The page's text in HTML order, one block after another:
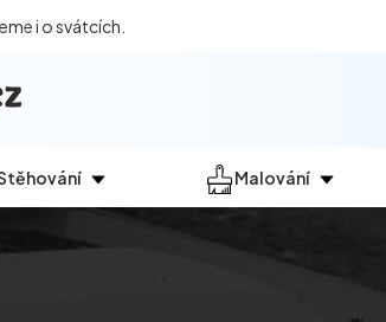
i o svátcích.
Malování